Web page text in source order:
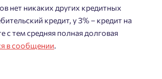
нет никаких других кредитных
кредит, у 3% – кредит на
с тем средняя полная долговая
в сообщении.
данных
паролей! Введите номер
на кнопку «Войти» ниже
вам одноразовый код
Начать